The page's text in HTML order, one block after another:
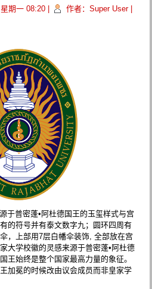
期一 08:20 作者：Super User|
于普密蓬•阿杜德国王的玉玺样式与宫
的符号并有泰文数字九；圆环四周有
，上部用7层白幡伞装饰, 全部放在宫
大学校徽的灵感来源于普密蓬•阿杜德
王始终是整个国家最高力量的象征。
加冕的时候改由议会成员而非皇家学